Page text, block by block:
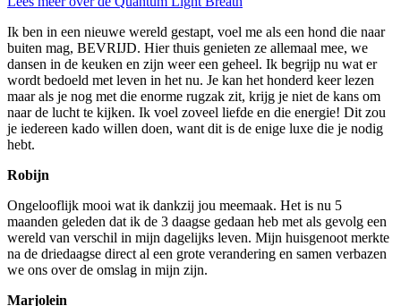
Ik ben in een nieuwe wereld gestapt, voel me als een hond die naar
buiten mag, BEVRIJD. Hier thuis genieten ze allemaal mee, we
dansen in de keuken en zijn weer een geheel. Ik begrijp nu wat er
wordt bedoeld met leven in het nu. Je kan het honderd keer lezen
maar als je nog met die enorme rugzak zit, krijg je niet de kans om
naar de lucht te kijken. Ik voel zoveel liefde en die energie! Dit zou
je iedereen kado willen doen, want dit is de enige luxe die je nodig
hebt.
Robijn
Ongelooflijk mooi wat ik dankzij jou meemaak. Het is nu 5
maanden geleden dat ik de 3 daagse gedaan heb met als gevolg een
wereld van verschil in mijn dagelijks leven. Mijn huisgenoot merkte
na de driedaagse direct al een grote verandering en samen verbazen
we ons over de omslag in mijn zijn.
Marjolein